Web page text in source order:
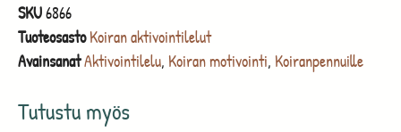
Tutustu myös
SKU6866
Tuoteosasto Koiran aktivointilelut
AvainsanatAktivointilelu, Koiran motivointi, Koiranpennuille